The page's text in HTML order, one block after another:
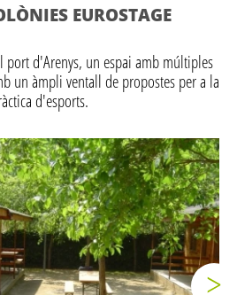
EUROSTAGE
d'Arenys, un espai amb múltiples
un àmpli ventall de propostes per a la
d'esports.